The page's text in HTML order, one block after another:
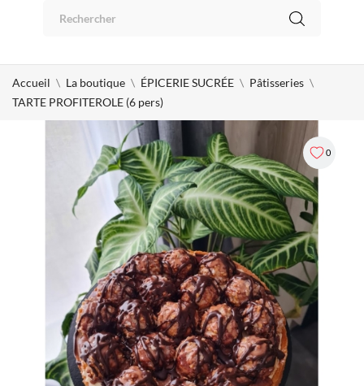
Accueil La boutique ÉPICERIE SUCRÉE
Pâtisseries
TARTE PROFITEROLE (6 pers)
0